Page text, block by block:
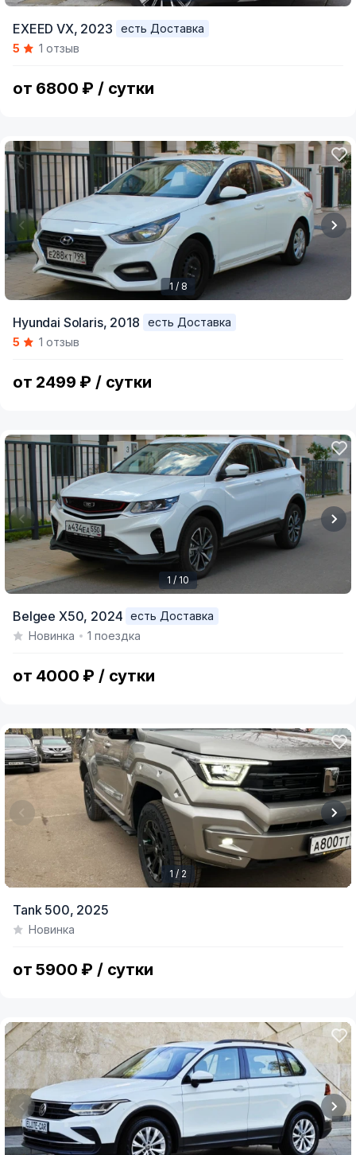
of
EXEED VX, 2023
есть Доставка
5
1 отзыв
от 6800 ₽ / сутки
of
1 / 8
Hyundai Solaris, 2018
есть Доставка
5
1 отзыв
от 2499 ₽ / сутки
of
1 / 10
Belgee X50, 2024
есть Доставка
Новинка
1 поездка
от 4000 ₽ / сутки
of
1 / 2
Tank 500, 2025
Новинка
от 5900 ₽ / сутки